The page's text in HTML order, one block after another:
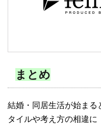
まとめ
結婚・同居生活が始まる
タイルや考え方の相違に